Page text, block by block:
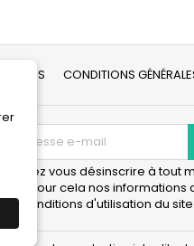
CONDITIONS
pouvez vous désinscrire à tout
pour cela nos informations
conditions d'utilisation du site.